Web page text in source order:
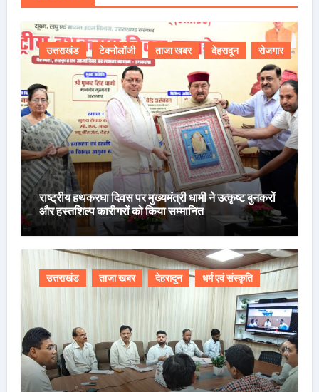
उत्तराखंड टेक्नोलॉजी ताजा खबर देहरादून रोजगार
राष्ट्रीय हथकरघा दिवस पर मुख्यमंत्री धामी ने उत्कृष्ट बुनकरों
और हस्तशिल्प कारीगरों को किया सम्मानित
उत्तराखंड ताजा खबर देहरादून धर्म एवं संस्कृति